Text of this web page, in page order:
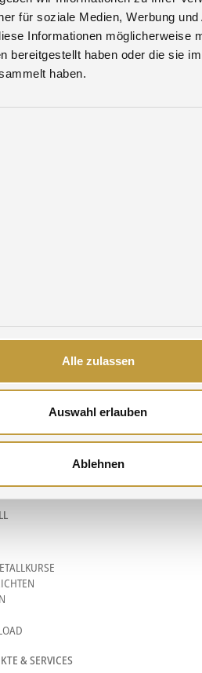
für soziale Medien, Werbung
Informationen möglicherweise
bereitgestellt haben oder die sie
haben.
Alle zulassen
Auswahl erlauben
Ablehnen
Messen in der Kurzübersicht »
Pforzheim Germany phone +49 (0)7231
& SERVICES